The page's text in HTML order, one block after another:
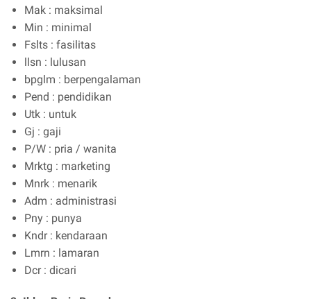
Mak : maksimal
Min : minimal
Fslts : fasilitas
llsn : lulusan
bpglm : berpengalaman
Pend : pendidikan
Utk : untuk
Gj : gaji
P/W : pria / wanita
Mrktg : marketing
Mnrk : menarik
Adm : administrasi
Pny : punya
Kndr : kendaraan
Lmrn : lamaran
Dcr : dicari